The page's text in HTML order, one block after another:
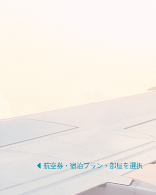
航空券・宿泊プラン・部屋を選択